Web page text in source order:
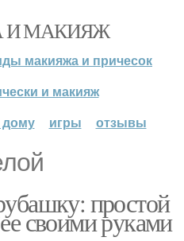
И МАКИЯЖ
макияжа и причесок
и макияж
дому
игры отзывы
простой
своими руками